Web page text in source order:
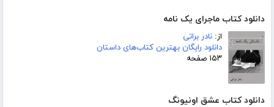
دانلود کتاب ماجرای یک نامه
از: نادر براتی
دانلود رایگان بهترین کتاب‌های داستان
۱۵۳ صفحه
دانلود کتاب عشق اونیونگ